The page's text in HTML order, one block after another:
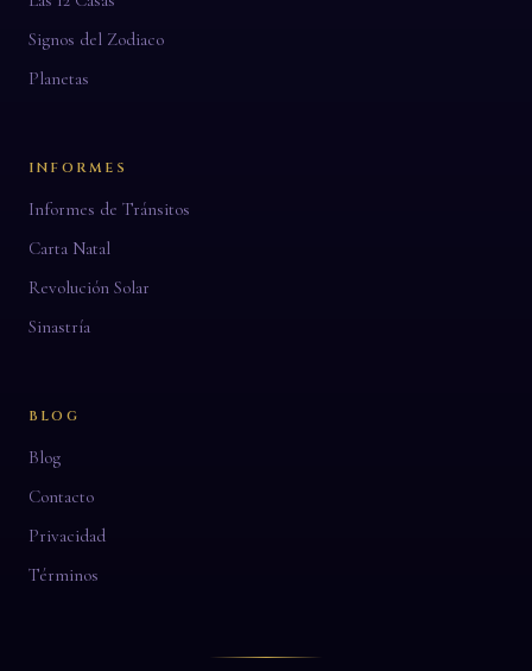
Signos del Zodiaco
Planetas
INFORMES
Informes de Tránsitos
Carta Natal
Revolución Solar
Sinastría
BLOG
Blog
Contacto
Privacidad
Términos